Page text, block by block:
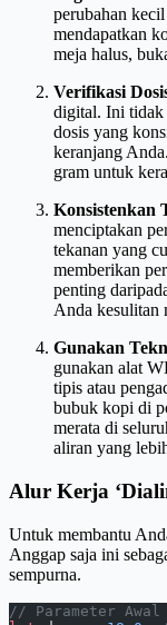
perubahan
mendapatkan
meja halus,
Verifikasi
digital. Ini tidak
dosis yang
keranjang
gram untuk
Konsistenkan
menciptakan
tekanan yang
memberikan
penting
Anda kesulitan
Gunakan
gunakan alat
tipis atau
bubuk kopi di
merata di
aliran yang
Alur Kerja
Untuk membantu
Anggap saja ini
sempurna.
// Parameter Awal